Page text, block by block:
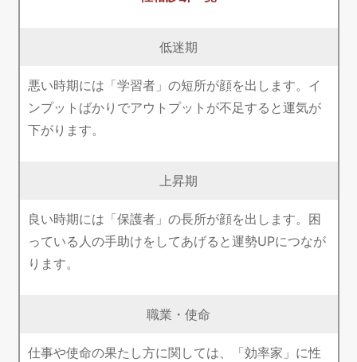
低迷期
悪い時期には「学習者」の短所が顔を出します。イ
ンプットばかりでアウトプットが不足すると運気が
下がります。
上昇期
良い時期には「保護者」の長所が顔を出します。困
っている人の手助けをしてあげると運勢UPにつなが
ります。
職業・使命
仕事や使命の果たし方に関しては、「効率家」に性